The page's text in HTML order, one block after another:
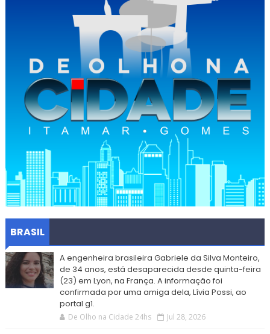
BRASIL
A engenheira brasileira Gabriele da Silva Monteiro,
de 34 anos, está desaparecida desde quinta-feira
(23) em Lyon, na França. A informação foi
confirmada por uma amiga dela, Lívia Possi, ao
portal g1.
De Olho na Cidade 24hs Jul 28, 2026